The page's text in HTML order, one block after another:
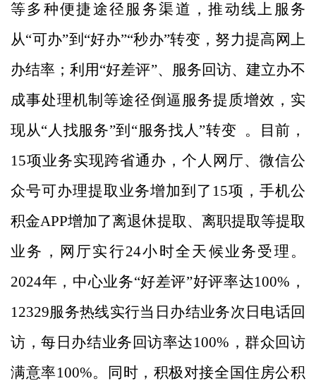
等多种便捷途径服务渠道，推动线上服务
从“可办”到 “好办”“秒办”转变，努力提高网上
办结率；利用“好差评”、服务回访、建立办不
成事处理机制等途径倒逼服务提质增效，实
现从“人找服务”到 “服务找人”转变 。目前，
15项业务实现跨省通办，个人网厅、微信公
众号可办理提取业务增加到了 15项，手机公
积金APP增加了离退休提取、离职提取等提取
业务，网厅实行24小时全天候业务受理。
2024年，中心业务“好差评”好评率达100% ，
12329服务热线实行当日办结业务次日电话回
访，每日办结业务回访率达100% ，群众回访
满意率100%。同时， 积极对接全国住房公积